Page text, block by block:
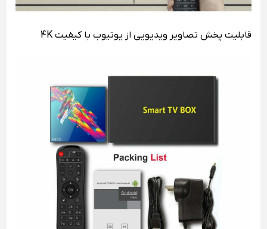
قابلیت پخش تصاویر ویدیویی از یوتیوب با کیفیت 4K